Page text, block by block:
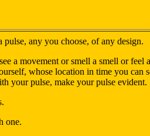
any you choose, of any design.
a movement or smell a smell or feel
whose location in time you can
your pulse, make your pulse evident.
one.